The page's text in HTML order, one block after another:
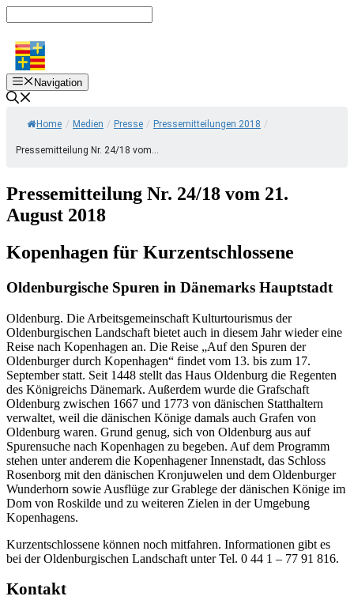
Inhalt
springen
Navigation
Home / Medien / Presse / Pressemitteilungen 2018 /
Pressemitteilung Nr. 24/18 vom...
Pressemitteilung Nr. 24/18 vom 21.
August 2018
Kopenhagen für Kurzentschlossene
Oldenburgische Spuren in Dänemarks Hauptstadt
Oldenburg. Die Arbeitsgemeinschaft Kulturtourismus der
Oldenburgischen Landschaft bietet auch in diesem Jahr wieder eine
Reise nach Kopenhagen an. Die Reise „Auf den Spuren der
Oldenburger durch Kopenhagen“ findet vom 13. bis zum 17.
September statt. Seit 1448 stellt das Haus Oldenburg die Regenten
des Königreichs Dänemark. Außerdem wurde die Grafschaft
Oldenburg zwischen 1667 und 1773 von dänischen Statthaltern
verwaltet, weil die dänischen Könige damals auch Grafen von
Oldenburg waren. Grund genug, sich von Oldenburg aus auf
Spurensuche nach Kopenhagen zu begeben. Auf dem Programm
stehen unter anderem die Kopenhagener Innenstadt, das Schloss
Rosenborg mit den dänischen Kronjuwelen und dem Oldenburger
Wunderhorn sowie Ausflüge zur Grablege der dänischen Könige im
Dom von Roskilde und zu weiteren Zielen in der Umgebung
Kopenhagens.
Kurzentschlossene können noch mitfahren. Informationen gibt es
bei der Oldenburgischen Landschaft unter Tel. 0 44 1 – 77 91 816.
Kontakt